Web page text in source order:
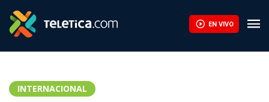
EN VIVO
INTERNACIONAL